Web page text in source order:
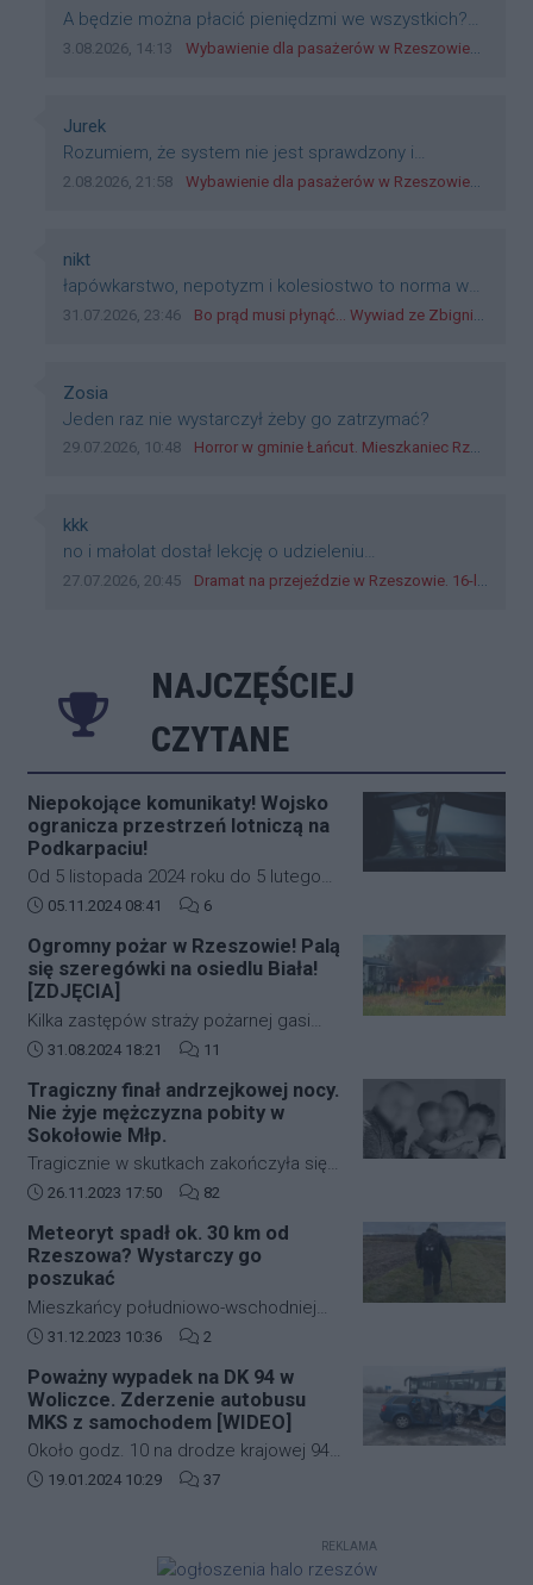
Treść komentarza:
A będzie można płacić pieniędzmi we wszystkich?
Bo banknoty emitowane przez Narodowy Bank
dyskryminację.
Data dodania komentarza:
3.08.2026, 14:13 Źródło komentarza:
Wybawienie dla pasażerów w Rzeszowie? W mieście ruszyły testy nowego rozwiązania
Autor komentarza:
Jurek
Treść komentarza:
Rozumiem, że system nie jest sprawdzony i
przetestowany. Wybieram się z mim młodym do
radę. Albo ogarną, jak to teraz młode ludzie mówią.
Data dodania komentarza:
2.08.2026, 21:58 Źródło komentarza:
Wybawienie dla pasażerów w Rzeszowie? W mieście ruszyły testy nowego rozwiązania
Autor komentarza:
nikt
Treść komentarza:
łapówkarstwo, nepotyzm i kolesiostwo to norma w
pge dystrybucja rzeszów, takie ***e jak wozowicz
Data dodania komentarza:
31.07.2026, 23:46 Źródło komentarza:
Bo prąd musi płynąć... Wywiad ze Zbigniewem Możdżeniem - Dyrektorem Generalnym Oddziału PGE Dystrybucja w Rzeszowie
Autor komentarza:
Zosia
Treść komentarza:
Jeden raz nie wystarczył żeby go zatrzymać?
Data dodania komentarza:
29.07.2026, 10:48 Źródło komentarza:
Horror w gminie Łańcut. Mieszkaniec Rzeszowa terroryzował rodzinę nożem i zaatakował policjantów! [VIDEO]
Autor komentarza:
kkk
Treść komentarza:
no i małolat dostał lekcję o udzieleniu
pierwszeństwa
Data dodania komentarza:
27.07.2026, 20:45 Źródło komentarza:
Dramat na przejeździe w Rzeszowie. 16-latek na hulajnodze wjechał wprost pod szynobus
NAJCZĘŚCIEJ
CZYTANE
Niepokojące komunikaty! Wojsko
ogranicza przestrzeń lotniczą na
Podkarpaciu!
Od 5 listopada 2024 roku do 5 lutego
2025 roku w południowo-wschodniej
obowiązywać będą nowe, bardziej
restrykcyjne zasady dotyczące ruchu
lotniczego. Decyzja ta została podjęta
na wniosek Dowództwa Operacyjnego
Rodzajów Sił Zbrojnych i wprowadza
strefę ograniczonej lotności EP R125.
Data dodania artykułu:
05.11.2024 08:41 Liczba komentarzy artykułu:
6
Ogromny pożar w Rzeszowie! Palą
się szeregówki na osiedlu Biała!
[ZDJĘCIA]
Kilka zastępów straży pożarnej gasi
duży pożar budynków mieszkalnych w
kardynała Karola Wojtyły na
rzeszowskim osiedlu Biała.
Data dodania artykułu:
31.08.2024 18:21 Liczba komentarzy artykułu:
11
Tragiczny finał andrzejkowej nocy.
Nie żyje mężczyzna pobity w
Sokołowie Młp.
Tragicznie w skutkach zakończyła się
andrzejkowa noc w Sokołowie Młp. W
mężczyzna. Zmarł w drodze do
szpitala.
Data dodania artykułu:
26.11.2023 17:50 Liczba komentarzy artykułu:
82
Meteoryt spadł ok. 30 km od
Rzeszowa? Wystarczy go
poszukać
Mieszkańcy południowo-wschodniej
Polski kilkanaście dni temu mogli
Świadkowie zdarzenia twierdzą, że
najpierw usłyszeli głośny huk, a
następnie zobaczyli jasną kulę ognia,
która przeleciała przez niebo.
Data dodania artykułu:
31.12.2023 10:36 Liczba komentarzy artykułu:
2
Poważny wypadek na DK 94 w
Woliczce. Zderzenie autobusu
MKS z samochodem [WIDEO]
Około godz. 10 na drodze krajowej 94
w Woliczce w gminie Świlcza doszło
Data dodania artykułu:
19.01.2024 10:29 Liczba komentarzy artykułu:
37
REKLAMA